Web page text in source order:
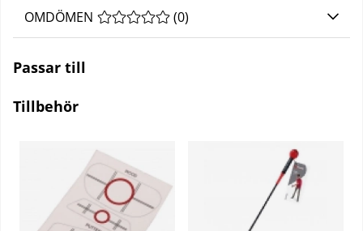
OMDÖMEN MEDELBETYG 0 AV 5 ANTAL BETYG 0
(0)
Passar till
Tillbehör